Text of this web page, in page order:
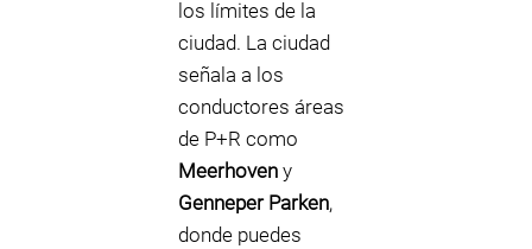
los límites de la
ciudad. La ciudad
señala a los
conductores áreas
de P+R como
Meerhoven y
Genneper Parken,
donde puedes